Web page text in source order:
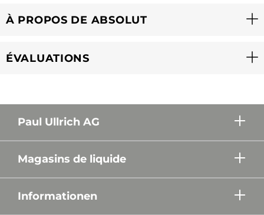
À PROPOS DE ABSOLUT
ÉVALUATIONS
Paul Ullrich AG
Magasins de liquide
Informationen